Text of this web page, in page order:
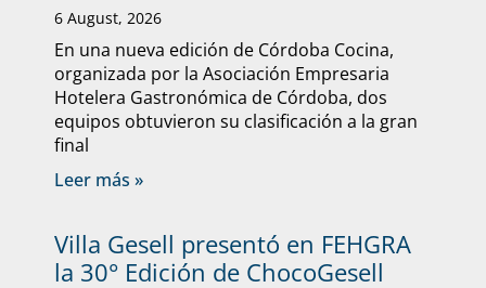
6 August, 2026
En una nueva edición de Córdoba Cocina,
organizada por la Asociación Empresaria
Hotelera Gastronómica de Córdoba, dos
equipos obtuvieron su clasificación a la gran
final
Leer más »
Villa Gesell presentó en FEHGRA
la 30° Edición de ChocoGesell